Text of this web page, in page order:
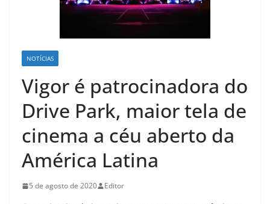
NOTÍCIAS
Vigor é patrocinadora do
Drive Park, maior tela de
cinema a céu aberto da
América Latina
5 de agosto de 2020 Editor